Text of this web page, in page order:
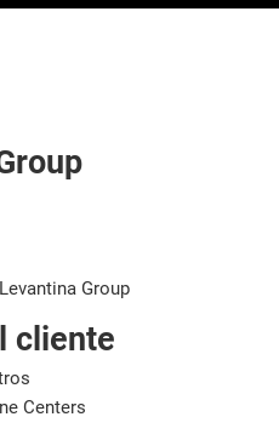
Group
cliente
Centers